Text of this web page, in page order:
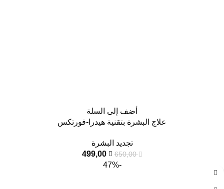
أضف إلى السلة
علاج البشرة بتقنية هيدرا-فورتكس
تجديد البشرة
650,00
499,00
-47%